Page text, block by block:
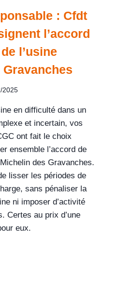
: Cfdt
l’accord
l’usine
2025
en difficulté dans un
et incertain, vos
ont fait le choix
ensemble l’accord de
des Gravanches.
lisser les périodes de
sans pénaliser la
ni imposer d’activité
Certes au prix d’une
eux.